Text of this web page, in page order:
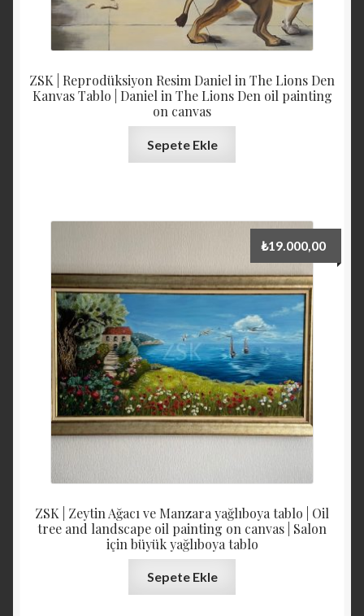
ZSK | Reprodüksiyon Resim Daniel in The Lions Den
Kanvas Tablo | Daniel in The Lions Den oil painting
on canvas
Sepete Ekle
ZSK | Zeytin Ağacı ve Manzara yağlıboya tablo | Oil
tree and landscape oil painting on canvas | Salon
için büyük yağlıboya tablo
₺19.000,00
Sepete Ekle